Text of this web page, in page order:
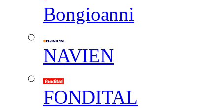
Вongioanni
NAVIEN
FONDITAL